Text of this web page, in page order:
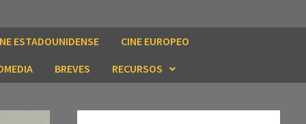
ESTADOUNIDENSE
CINE EUROPEO
BREVES RECURSOS